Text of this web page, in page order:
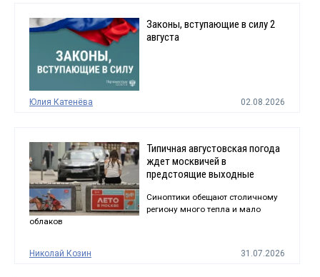
Законы, вступающие в силу 2
августа
Юлия Катенёва 02.08.2026
Типичная августовская погода
ждет москвичей в
предстоящие выходные
Синоптики обещают столичному
региону много тепла и мало
облаков
Николай Козин 31.07.2026